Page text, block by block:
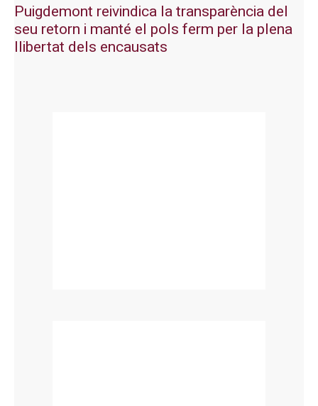
Puigdemont reivindica la transparència del
seu retorn i manté el pols ferm per la plena
llibertat dels encausats